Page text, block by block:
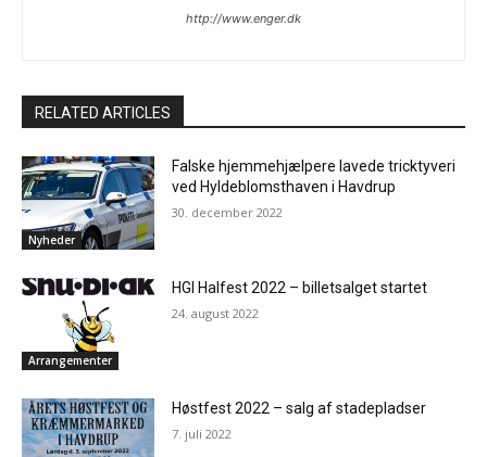
http://www.enger.dk
RELATED ARTICLES
Nyheder
Falske hjemmehjælpere lavede tricktyveri
ved Hyldeblomsthaven i Havdrup
30. december 2022
Arrangementer
HGI Halfest 2022 – billetsalget startet
24. august 2022
Høstfest 2022 – salg af stadepladser
7. juli 2022